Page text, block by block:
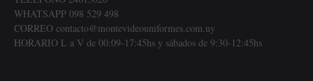
WHATSAPP 098 529 498
CORREO contacto@montevideouniformes.com.uy
HORARIO L a V de 00:09-17:45hs y sábados de 9:30-12:45hs